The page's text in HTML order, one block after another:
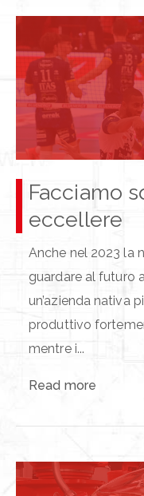
Facciamo
eccellere
Anche nel 2023 la
guardare al futuro
un’azienda nativa
produttivo
mentre i...
Read more